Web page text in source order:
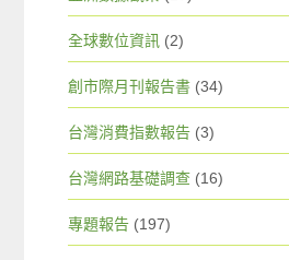
全球數位資訊 (2)
創市際月刊報告書 (34)
台灣消費指數報告 (3)
台灣網路基礎調查 (16)
專題報告 (197)